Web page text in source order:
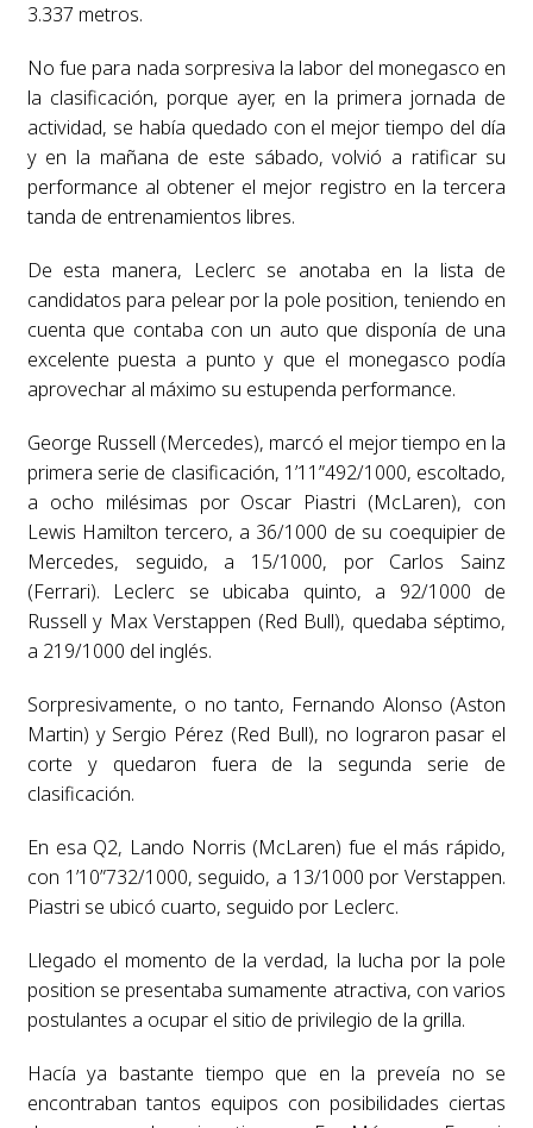
3.337 metros.
No fue para nada sorpresiva la labor del monegasco en
la clasificación, porque ayer, en la primera jornada de
actividad, se había quedado con el mejor tiempo del día
y en la mañana de este sábado, volvió a ratificar su
performance al obtener el mejor registro en la tercera
tanda de entrenamientos libres.
De esta manera, Leclerc se anotaba en la lista de
candidatos para pelear por la pole position, teniendo en
cuenta que contaba con un auto que disponía de una
excelente puesta a punto y que el monegasco podía
aprovechar al máximo su estupenda performance.
George Russell (Mercedes), marcó el mejor tiempo en la
primera serie de clasificación, 1’11”492/1000, escoltado,
a ocho milésimas por Oscar Piastri (McLaren), con
Lewis Hamilton tercero, a 36/1000 de su coequipier de
Mercedes, seguido, a 15/1000, por Carlos Sainz
(Ferrari). Leclerc se ubicaba quinto, a 92/1000 de
Russell y Max Verstappen (Red Bull), quedaba séptimo,
a 219/1000 del inglés.
Sorpresivamente, o no tanto, Fernando Alonso (Aston
Martin) y Sergio Pérez (Red Bull), no lograron pasar el
corte y quedaron fuera de la segunda serie de
clasificación.
En esa Q2, Lando Norris (McLaren) fue el más rápido,
con 1’10”732/1000, seguido, a 13/1000 por Verstappen.
Piastri se ubicó cuarto, seguido por Leclerc.
Llegado el momento de la verdad, la lucha por la pole
position se presentaba sumamente atractiva, con varios
postulantes a ocupar el sitio de privilegio de la grilla.
Hacía ya bastante tiempo que en la preveía no se
encontraban tantos equipos con posibilidades ciertas